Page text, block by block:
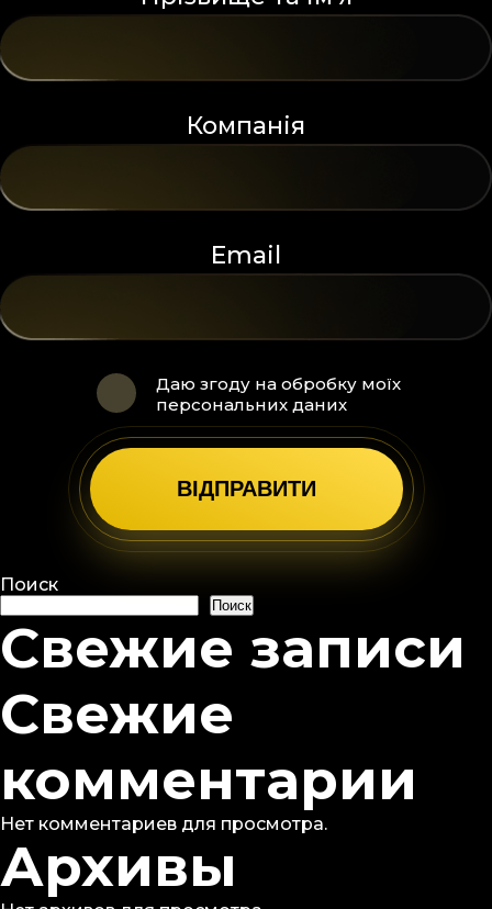
Компанія
Email
Даю згоду на обробку моїх
персональних даних
Поиск
Поиск
Свежие записи
Свежие
комментарии
Нет комментариев для просмотра.
Архивы